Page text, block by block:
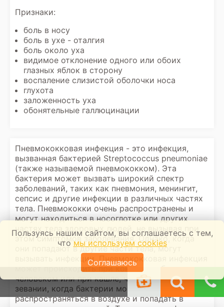
Признаки:
боль в носу
боль в ухе - оталгия
боль около уха
видимое отклонение одного или обоих
глазных яблок в сторону
воспаление слизистой оболочки носа
глухота
заложенность уха
обонятельные галлюцинации
Пневмококковая инфекция - это инфекция,
вызванная бактерией Streptococcus pneumoniae
(также называемой пневмококком). Эта
бактерия может вызвать широкий спектр
заболеваний, таких как пневмония, менингит,
сепсис и другие инфекции в различных частях
тела. Пневмококки очень распространены и
могут находиться в носоглотке или других
частях тела здоровых людей, не вызывая при
этом симптомов заболевания. Однако, когда
они попадают в другие части тела, могут
вызывать инфекции. Пневмококковая инфекция
может происходить при контакте с больным
человеком или при кашле, чихании или
зевании, когда бактерии могут
распространяться в воздухе и попадать в
Пользуясь нашим сайтом, вы соглашаетесь с тем,
что мы используем cookies
Соглашаюсь